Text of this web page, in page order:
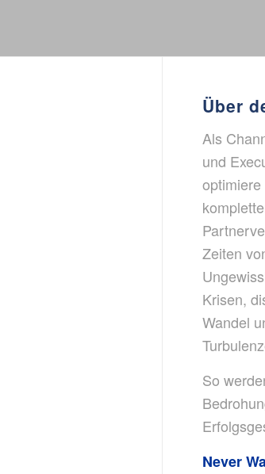
Über
Als
und
Zeiten
Krisen,
Wandel
So
Never